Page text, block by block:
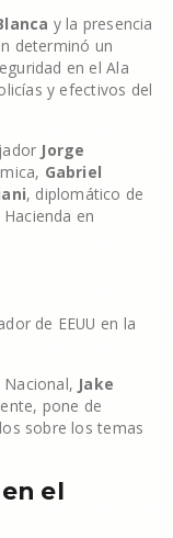
y la presencia
determinó un
en el Ala
y efectivos del
Jorge
Gabriel
, diplomático de
en
de EEUU en la
Nacional, Jake
pone de
sobre los temas
el